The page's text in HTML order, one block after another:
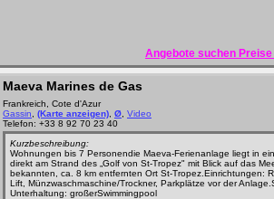
Angebote suchen
Maeva Marines de Gas
Frankreich, Cote d'Azur
Gassin
(Karte anzeigen) Ø Video
Telefon: +33 8 92 70 23 40
Kurzbeschreibung:
Wohnungen bis 7 Personendie Maeva-Ferienanlage liegt in
direkt am Strand des „Golf von St-Tropez" mit Blick auf das
bekannten, ca. 8 km entfernten Ort St-Tropez.Einrichtungen:
Lift, Münzwaschmaschine/Trockner, Parkplätze vor der
Unterhaltung: großerSwimmingpool